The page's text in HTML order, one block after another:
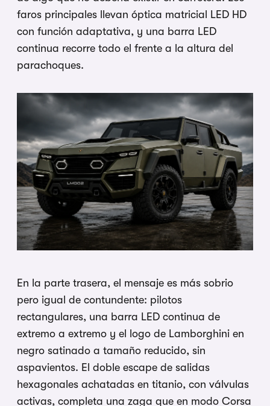
faros principales llevan óptica matricial LED HD
con función adaptativa, y una barra LED
continua recorre todo el frente a la altura del
parachoques.
En la parte trasera, el mensaje es más sobrio
pero igual de contundente: pilotos
rectangulares, una barra LED continua de
extremo a extremo y el logo de Lamborghini en
negro satinado a tamaño reducido, sin
aspavientos. El doble escape de salidas
hexagonales achatadas en titanio, con válvulas
activas, completa una zaga que en modo Corsa